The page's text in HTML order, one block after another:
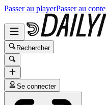
Passer au playerPasser au
Rechercher
Se connecter